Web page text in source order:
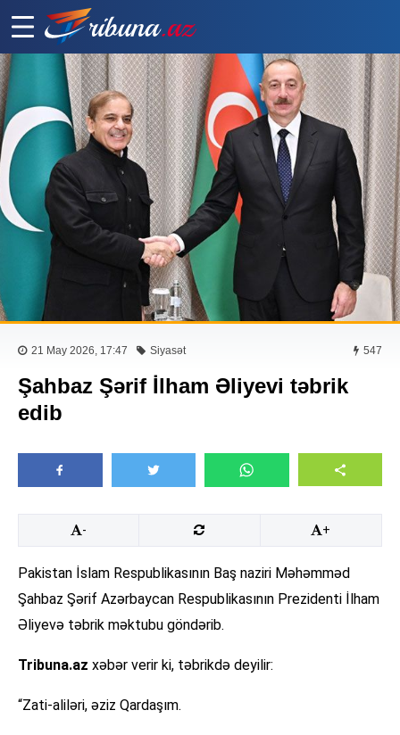
21 May 2026, 17:47 Siyasət 547
Şahbaz Şərif İlham Əliyevi təbrik
edib
- +
Pakistan İslam Respublikasının Baş naziri Məhəmməd
Şahbaz Şərif Azərbaycan Respublikasının Prezidenti İlham
Əliyevə təbrik məktubu göndərib.
Tribuna.az xəbər verir ki, təbrikdə deyilir:
“Zati-aliləri, əziz Qardaşım.